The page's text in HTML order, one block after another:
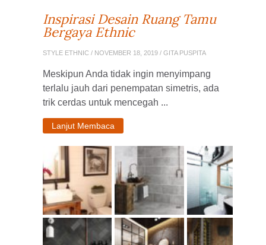
Inspirasi Desain Ruang Tamu
Bergaya Ethnic
STYLE ETHNIC / NOVEMBER 18, 2019 / GITA PUSPITA
Meskipun Anda tidak ingin menyimpang
terlalu jauh dari penempatan simetris, ada
trik cerdas untuk mencegah ...
Lanjut Membaca